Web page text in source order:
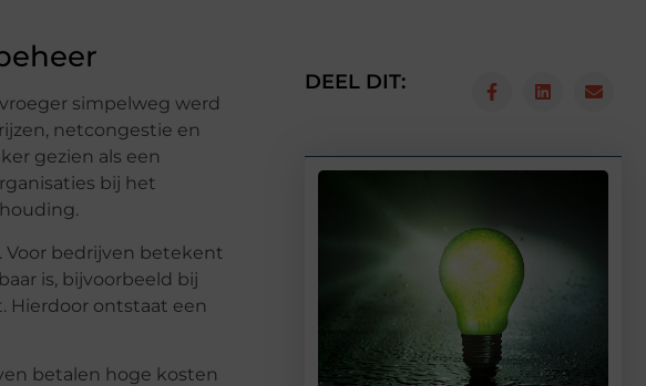
simpelweg werd
netcongestie en
gezien als een
bij het
bedrijven betekent
is, bijvoorbeeld bij
Hierdoor ontstaat een
betalen hoge kosten
DEEL DIT: